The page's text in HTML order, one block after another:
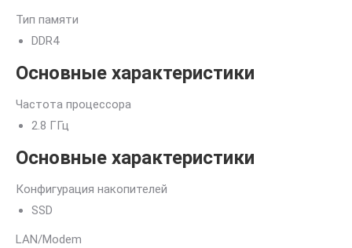
Тип памяти
DDR4
Основные характеристики
Частота процессора
2.8 ГГц
Основные характеристики
Конфигурация накопителей
SSD
LAN/Modem